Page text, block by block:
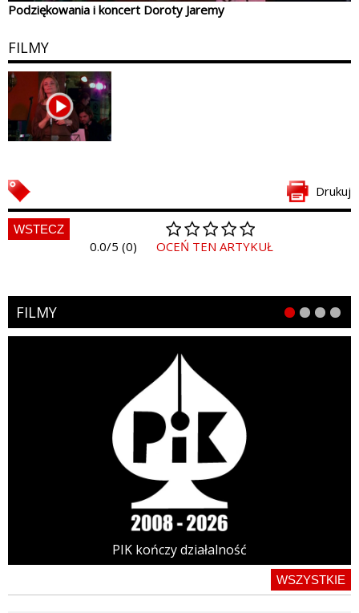
Podziękowania i koncert Doroty Jaremy
FILMY
Drukuj
WSTECZ
0.0/5 (0) OCEŃ TEN ARTYKUŁ
FILMY
PIK kończy działalność
WSZYSTKIE